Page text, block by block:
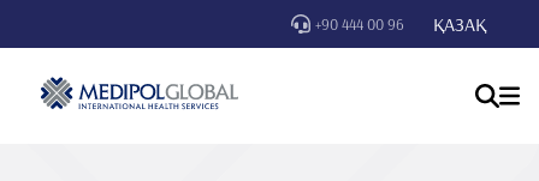
+90 444 00 96 ҚАЗАҚ